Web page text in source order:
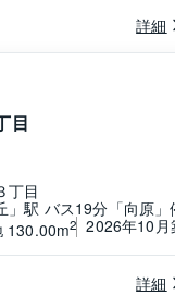
詳細
目
丁目
」駅 バス19分「向原
130.00m2 2026年10月
詳細